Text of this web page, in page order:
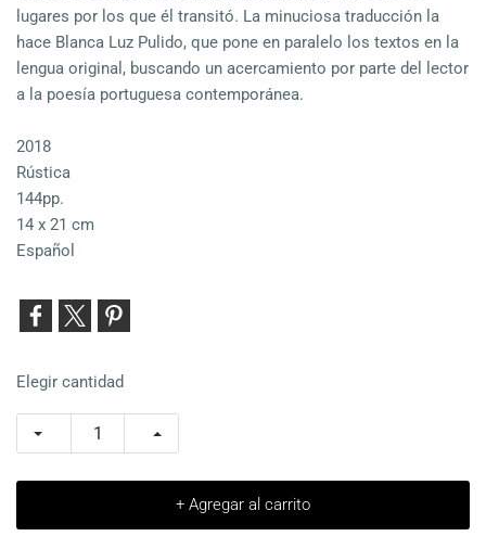
lugares por los que él transitó. La minuciosa traducción la
hace Blanca Luz Pulido, que pone en paralelo los textos en la
lengua original, buscando un acercamiento por parte del lector
a la poesía portuguesa contemporánea.
2018
Rústica
144pp.
14 x 21 cm
Español
Elegir cantidad
+ Agregar al carrito